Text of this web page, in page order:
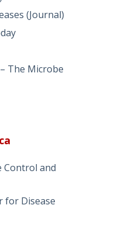
(Journal)
The Microbe
Control and
for Disease